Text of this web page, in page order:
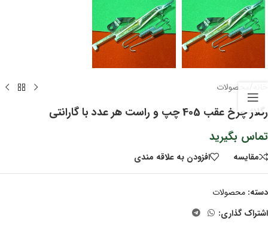
محصولات
رگلاژ چرخ عقب 405 چپ و راست هر عدد با گارانتی
تماس بگیرید
مقايسه افزودن به علاقه مندی
دسته: محصولات
اشتراک گذاری: